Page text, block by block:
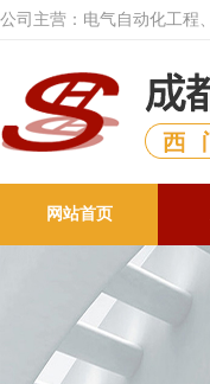
公司主营：电气自动化工程
网站首页